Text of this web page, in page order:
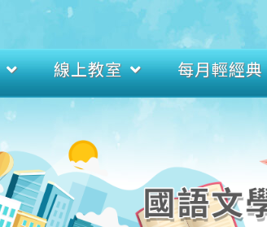
線上教室 每月輕經典